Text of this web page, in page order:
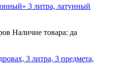
Наличие товара: да